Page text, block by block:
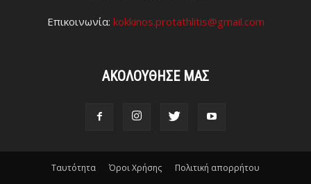
Επικοινωνία: kokkinos.protathlitis@gmail.com
ΑΚΟΛΟΥΘΗΣΕ ΜΑΣ
Ταυτότητα Όροι Χρήσης Πολιτική απορρήτου